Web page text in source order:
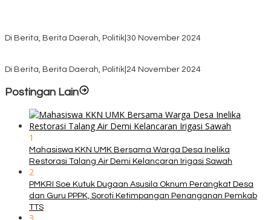
Di Berita, Berita Daerah, Politik 30 November 2024
Di Berita, Berita Daerah, Politik 24 November 2024
Postingan Lain
1
Mahasiswa KKN UMK Bersama Warga Desa Inelika
Restorasi Talang Air Demi Kelancaran Irigasi Sawah
2
PMKRI Soe Kutuk Dugaan Asusila Oknum Perangkat Desa
dan Guru PPPK, Soroti Ketimpangan Penanganan Pemkab
TTS
3